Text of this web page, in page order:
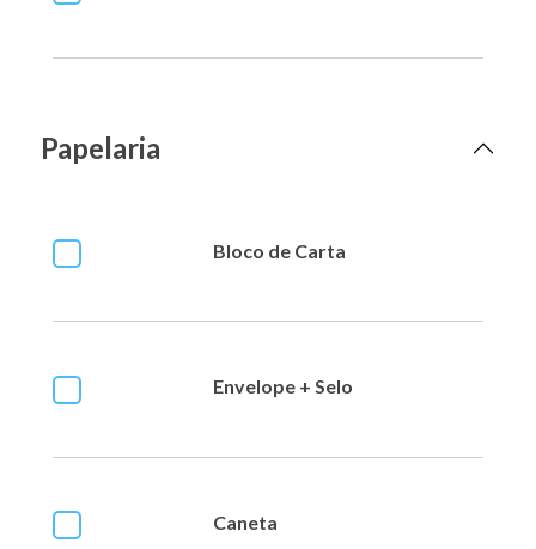
Papelaria
Bloco de Carta
Envelope + Selo
Caneta